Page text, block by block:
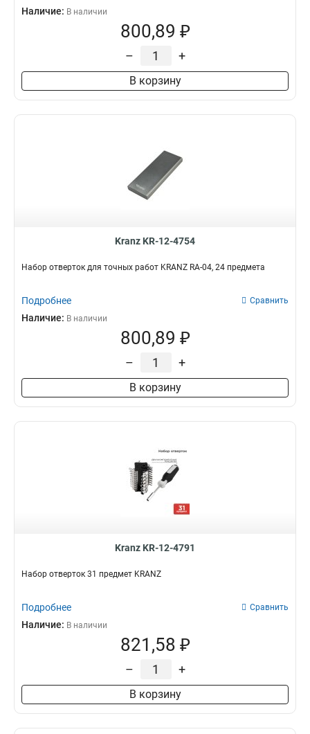
Наличие: В наличии
800,89 ₽
– +
В корзину
Kranz KR-12-4754
Набор отверток для точных работ KRANZ RA-04, 24 предмета
Подробнее Сравнить
Наличие: В наличии
800,89 ₽
– +
В корзину
Kranz KR-12-4791
Набор отверток 31 предмет KRANZ
Подробнее Сравнить
Наличие: В наличии
821,58 ₽
– +
В корзину